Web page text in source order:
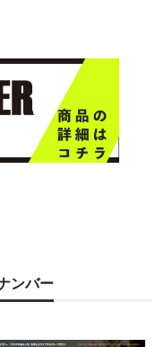
ンバー